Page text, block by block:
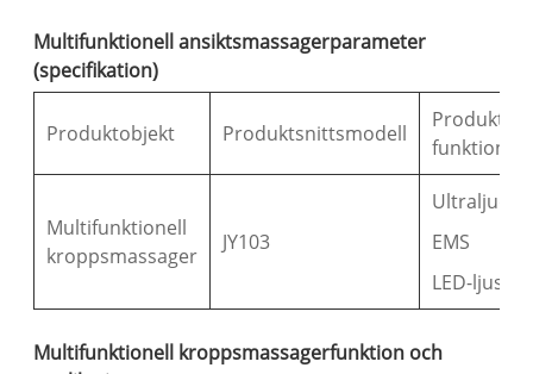
Multifunktionell ansiktsmassagerparameter
(specifikation)
Produktobjekt Produktsnittsmodell
Produkt
funktion
Multifunktionell
kroppsmassager
JY103
Ultraljuds
EMS
LED-ljus
Multifunktionell kroppsmassagerfunktion och